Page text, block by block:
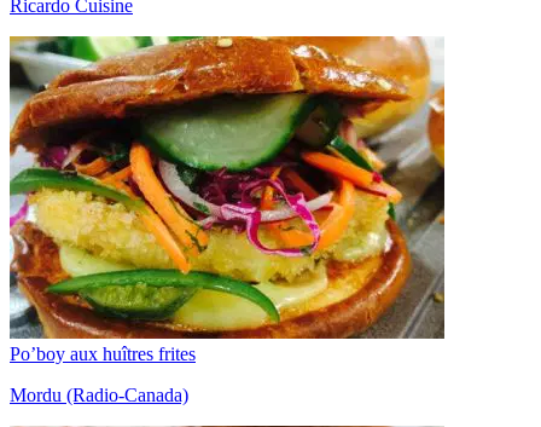
Ricardo Cuisine
Po’boy aux huîtres frites
Mordu (Radio-Canada)